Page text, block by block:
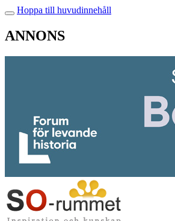
Hoppa till huvudinnehåll
ANNONS